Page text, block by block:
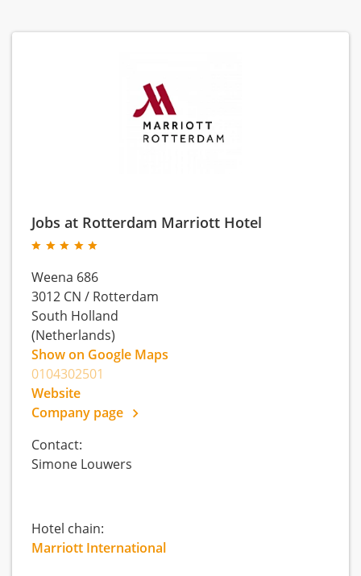
Jobs at Rotterdam Marriott Hotel
Weena 686
3012 CN / Rotterdam
South Holland
(Netherlands)
Show on Google Maps
0104302501
Website
Company page
Contact:
Simone Louwers
Hotel chain:
Marriott International